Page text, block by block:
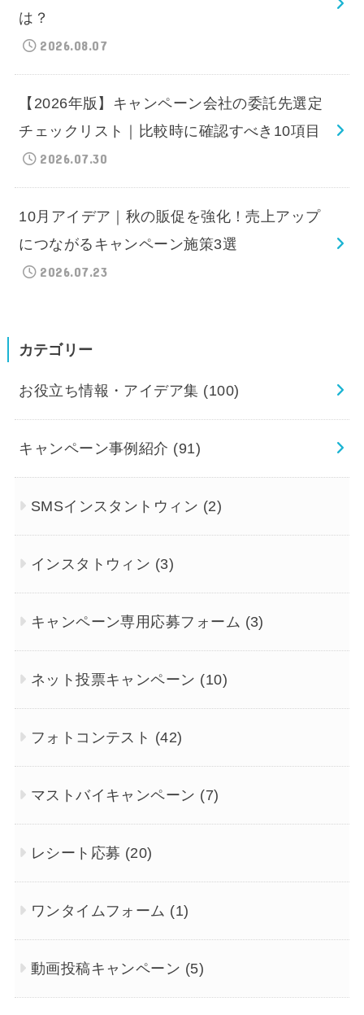
は？
2026.08.07
【2026年版】キャンペーン会社の委託先選定
チェックリスト｜比較時に確認すべき10項目
2026.07.30
10月アイデア｜秋の販促を強化！売上アップ
につながるキャンペーン施策3選
2026.07.23
カテゴリー
お役立ち情報・アイデア集 (100)
キャンペーン事例紹介 (91)
SMSインスタントウィン (2)
インスタトウィン (3)
キャンペーン専用応募フォーム (3)
ネット投票キャンペーン (10)
フォトコンテスト (42)
マストバイキャンペーン (7)
レシート応募 (20)
ワンタイムフォーム (1)
動画投稿キャンペーン (5)